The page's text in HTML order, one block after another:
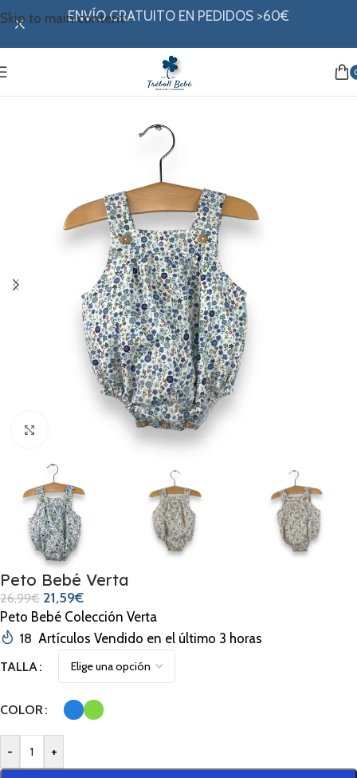
Skip to main contentENVÍO GRATUITO EN PEDIDOS >60€
Colección invierno
Clic para ampliar
Peto Bebé Verta
26,99€ 21,59€
Peto Bebé Colección Verta
18 Artículos Vendido en el último 3 horas
TALLA
COLOR
- +